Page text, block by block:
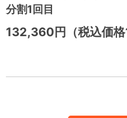
分割1回目
132,360円（税込価格